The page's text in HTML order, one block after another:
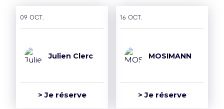
09 oct.
Julien Clerc
> Je réserve
16 oct.
MOSIMANN
> Je réserve